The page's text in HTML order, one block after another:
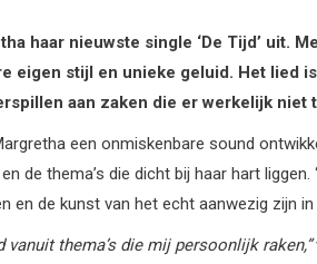
haar nieuwste single ‘De Tijd’ uit.
eigen stijl en unieke geluid. Het lied
aan zaken die er werkelijk niet
een onmiskenbare sound
de thema’s die dicht bij haar hart
en de kunst van het echt aanwezig zijn in
thema’s die mij persoonlijk raken,”